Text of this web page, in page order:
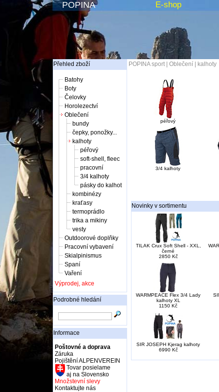
POPINA E-shop
Přehled zboží
Batohy
Boty
Čelovky
Horolezectví
Oblečení
bundy
čepky, ponožky...
kalhoty
péřový
soft-shell, fleec
pracovní
3/4 kalhoty
pásky do kalhot
kombinézy
kraťasy
termoprádlo
trika a mikiny
vesty
Outdoorové doplňky
Pracovní vybavení
Skialpinismus
Spaní
Vaření
Výprodej, akce
Podrobné hledání
Informace
Poštovné a doprava
Záruka
Pojištění ALPENVEREIN
Tovar posielame
aj na Slovensko
Množstevní slevy
Kontaktujte nás
POPINA sport| Oblečení kalhoty
péřový
3/4 kalhoty
Novinky v sortimentu
TILAK Crux Soft Shell - XXL,
černé
2850 Kč
WARMPEACE Flex 3/4 Lady
kalhoty XL
1150 Kč
SIR JOSEPH Kjerag kalhoty
6990 Kč